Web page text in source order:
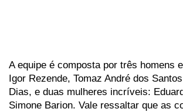
A equipe é composta por três homens
Igor Rezende, Tomaz André dos
Dias, e duas mulheres incríveis:
Simone Barion. Vale ressaltar que as